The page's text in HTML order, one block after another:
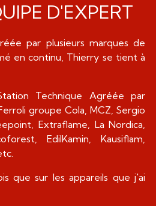
D'EXPERT
par plusieurs marques de
en continu, Thierry se tient à
Technique Agréée par
groupe Cola, MCZ, Sergio
Extraflame, La Nordica,
EdilKamin, Kausiflam,
que sur les appareils que j'ai